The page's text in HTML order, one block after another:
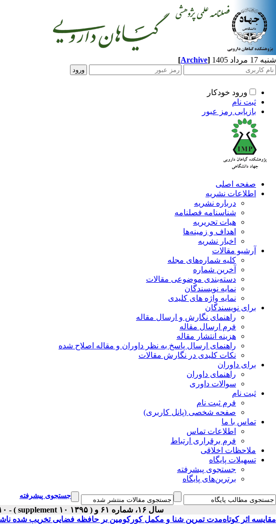
شنبه 17 مرداد 1405 [Archive]
ورود خودکار
ثبت نام
بازیابی رمز عبور
صفحه اصلی
اطلاعات نشریه
درباره نشریه
شناسنامه فصلنامه
هیات تحریریه
اهداف و زمینه‌ها
اخبار نشریه
آرشیو مقالات
کلیه شماره‌های مجله
آخرین شماره
دسته‌بندی موضوعی مقالات
نمایه نویسندگان
نمایه واژه های کلیدی
برای نویسندگان
راهنمای نگارش و ارسال مقاله
فرم ارسال مقاله
هزینه انتشار مقاله
راهنمای ارسال پاسخ به نظر داوران و مقاله اصلاح شده
نکات کلیدی در نگارش مقالات
برای داوران
راهنمای داوران
سوالات داوری
ثبت نام
فرم ثبت نام
صفحه شخصی (پانل کاربری)
تماس با ما
اطلاعات تماس
فرم برقراری ارتباط
ملاحظات اخلاقی
تسهیلات پایگاه
جستجوی پیشرفته
برترین‌های پایگاه
جستجوی پیشرفته
سال ۱۶، شماره ۶۱ و S۱۰ - ( supplement ۱۰ ۱۳۹۵ )
مقایسه اثر کوتاه‌مدت تمرین شنا و مکمل کورکومین بر حافظه فضایی تخریب شده